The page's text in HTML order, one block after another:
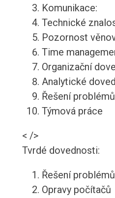
Komunikace:
Technické
Pozornost
Time
Organizační
Analytické
Řešení problémů
Týmová práce
< />
Tvrdé dovednosti:
Řešení problémů
Opravy počítačů